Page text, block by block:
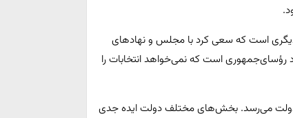
دیگری است که سعی کرد با مجلس و نهاد‌های
است که نمی‌خواهد انتخابات را
دولت می‌رسد. بخش‌های مختلف دولت ایده جدی